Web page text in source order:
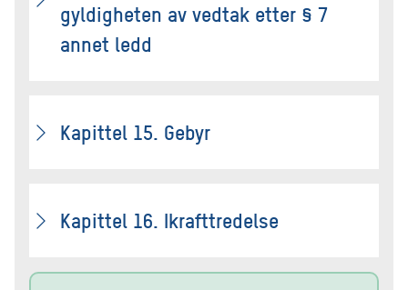
gyldigheten av vedtak etter § 7
annet ledd
Kapittel 15. Gebyr
Kapittel 16. Ikrafttredelse